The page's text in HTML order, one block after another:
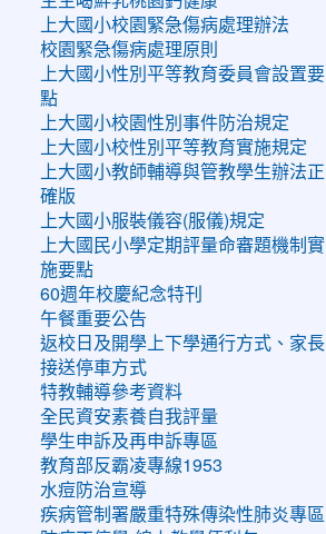
上大國小校園緊急傷病處理辦法
校園緊急傷病處理原則
上大國小性別平等教育委員會設置要
點
上大國小校園性別事件防治規定
上大國小校性別平等教育實施規定
上大國小教師輔導與管教學生辦法正
確版
上大國小服裝儀容(服儀)規定
上大國民小學定期評量命審題機制實
施要點
60週年校慶紀念特刊
午餐重要公告
返校日及開學上下學通行方式、家長
接送停車方式
特教輔導參考資料
全民資安素養自我評量
學生申訴及再申訴專區
教育部反霸凌專線1953
水痘防治宣導
疾病管制署嚴重特殊傳染性肺炎專區